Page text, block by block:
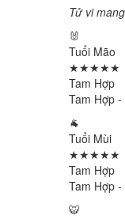
Tử vi
🐰
Tuổi Mão
★★★★★
Tam Hợp
Tam Hợp
🐐
Tuổi Mùi
★★★★★
Tam Hợp
Tam Hợp
🐯